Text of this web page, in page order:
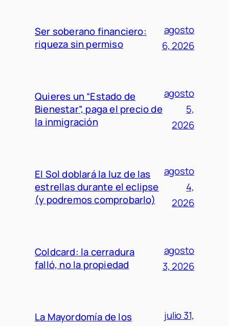
Ser soberano financiero:
riqueza sin permiso
agosto
6, 2026
Quieres un “Estado de
Bienestar”, paga el precio de
la inmigración
agosto
5,
2026
El Sol doblará la luz de las
estrellas durante el eclipse
(y podremos comprobarlo)
agosto
4,
2026
Coldcard: la cerradura
falló, no la propiedad
agosto
3, 2026
La Mayordomía de los
julio 31,